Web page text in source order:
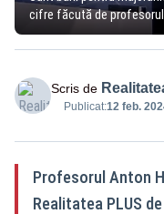
cifre făcută de
Scris de
Publicat:12 feb.
Profesorul Anton
Realitatea PLUS